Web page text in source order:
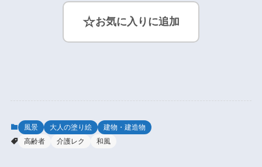
☆お気に入りに追加
風景 大人の塗り絵
建物・建造物
高齢者
介護レク 和風